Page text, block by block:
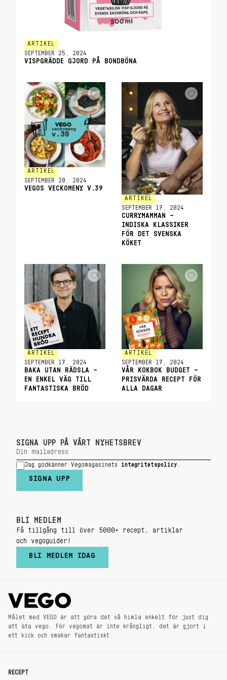
ARTIKEL
SEPTEMBER 25, 2024
VISPGRÄDDE GJORD PÅ BONDBÖNA
ARTIKEL
SEPTEMBER 20, 2024
VEGOS VECKOMENY V.39
ARTIKEL
SEPTEMBER 17, 2024
CURRYMAMMAN –
INDISKA KLASSIKER
FÖR DET SVENSKA
KÖKET
ARTIKEL
SEPTEMBER 17, 2024
BAKA UTAN RÄDSLA –
EN ENKEL VÄG TILL
FANTASTISKA BRÖD
ARTIKEL
SEPTEMBER 17, 2024
VÅR KOKBOK BUDGET –
PRISVÄRDA RECEPT FÖR
ALLA DAGAR
SIGNA UPP PÅ VÅRT NYHETSBREV
Jag godkänner Vegomagasinets integritetspolicy
SIGNA UPP
BLI MEDLEM
Få tillgång till över 5000+ recept, artiklar
och vegoguider!
BLI MEDLEM IDAG
Målet med VEGO är att göra det så himla enkelt för just dig
att äta vego. För vegomat är inte krångligt, det är gjort i
ett kick och smakar fantastiskt.
RECEPT